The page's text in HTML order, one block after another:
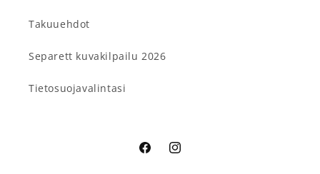
Takuuehdot
Separett kuvakilpailu 2026
Tietosuojavalintasi
FacebookInstagram